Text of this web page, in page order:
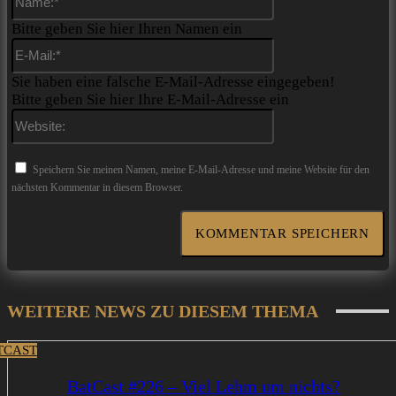
Bitte geben Sie hier Ihren Namen ein
Sie haben eine falsche E-Mail-Adresse eingegeben!
Bitte geben Sie hier Ihre E-Mail-Adresse ein
Speichern Sie meinen Namen, meine E-Mail-Adresse und meine Website für den
nächsten Kommentar in diesem Browser.
WEITERE NEWS ZU DIESEM THEMA
BatCast #226 – Viel Lehm um nichts?